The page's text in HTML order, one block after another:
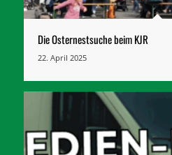
Die Osternestsuche beim KJR
22. April 2025